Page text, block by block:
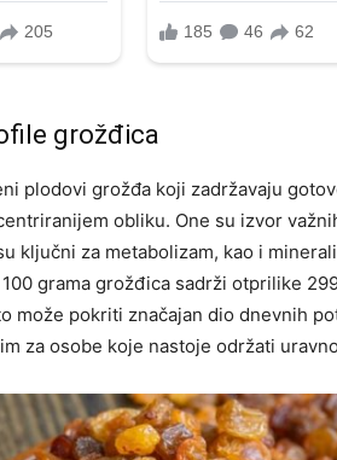
grožđica
plodovi grožđa koji zadržavaju
obliku. One su izvor
ključni za metabolizam, kao i
grama grožđica sadrži otprilike
može pokriti značajan dio dnevnih
za osobe koje nastoje održati